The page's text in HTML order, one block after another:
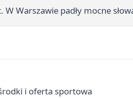
Warszawie padły mocne
i oferta sportowa